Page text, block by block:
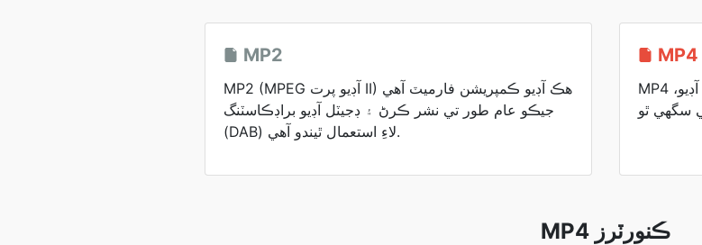
MP2
MP2 (MPEG آڊيو پرت II) هڪ آڊيو ڪمپريشن فارميٽ آهي
جيڪو عام طور تي نشر ڪرڻ ۽ ڊجيٽل آڊيو براڊڪاسٽنگ
(DAB) لاءِ استعمال ٿيندو آهي.
MP4
MP4 ڪنٽينر فارميٽ بهترين ڪمپريشن سان وڊيو، آڊيو،
MP4 ڪنورٽرز